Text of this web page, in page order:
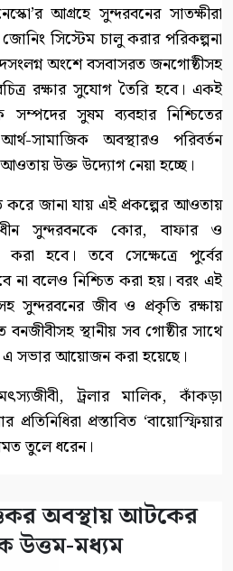
আগ্রহে সুন্দরবনের সাতক্ষীরা
সিস্টেম চালু করার পরিকল্পনা
অংশে বসবাসরত জনগোষ্ঠীসহ
রক্ষার সুযোগ তৈরি হবে। একই
সম্পদের সুষম ব্যবহার নিশ্চিতের
সামাজিক অবস্থারও পরিবর্তন
উক্ত উদ্যোগ নেয়া হচ্ছে।
জানা যায় এই প্রকল্পের আওতায়
সুন্দরবনকে কোর, বাফার ও
হবে। তবে সেক্ষেত্রে পুর্বের
না বলেও নিশ্চিত করা হয়। বরং এই
সুন্দরবনের জীব ও প্রকৃতি রক্ষায়
স্থানীয় সব গোষ্ঠীর সাথে
সভার আয়োজন করা হয়েছে।
ট্রলার মালিক, কাঁকড়া
প্রতিনিধিরা প্রস্তাবিত ‘বায়োস্ফিয়ার
তুলে ধরেন।
অবস্থায় আটকের
উত্তম-মধ্যম